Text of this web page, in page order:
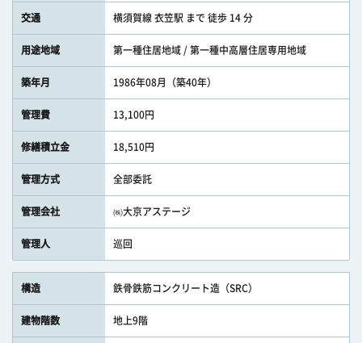
交通 横須賀線 衣笠駅 まで 徒歩 14 分
用途地域 第一種住居地域 / 第一種中高層住居専用地域
築年月 1986年08月（築40年）
管理費 13,100円
修繕積立金 18,510円
管理方式 全部委託
管理会社 ㈱大京アステージ
管理人 巡回
構造 鉄骨鉄筋コンクリート造（SRC）
建物階数 地上9階